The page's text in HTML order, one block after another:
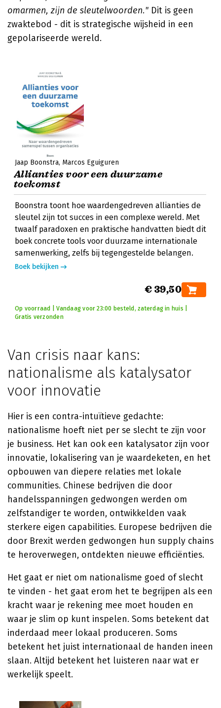
omarmen, zijn de sleutelwoorden." Dit is geen
zwaktebod - dit is strategische wijsheid in een
gepolariseerde wereld.
Jaap Boonstra Marcos Eguiguren
Allianties voor een duurzame
toekomst
Boonstra toont hoe waardengedreven allianties de
sleutel zijn tot succes in een complexe wereld. Met
twaalf paradoxen en praktische handvatten biedt dit
boek concrete tools voor duurzame internationale
samenwerking, zelfs bij tegengestelde belangen.
Boek bekijken
€ 39,50
Op voorraad | Vandaag voor 23:00 besteld, zaterdag in huis |
Gratis verzonden
Van crisis naar kans:
nationalisme als katalysator
voor innovatie
Hier is een contra-intuïtieve gedachte:
nationalisme hoeft niet per se slecht te zijn voor
je business. Het kan ook een katalysator zijn voor
innovatie, lokalisering van je waardeketen, en het
opbouwen van diepere relaties met lokale
communities. Chinese bedrijven die door
handelsspanningen gedwongen werden om
zelfstandiger te worden, ontwikkelden vaak
sterkere eigen capabilities. Europese bedrijven die
door Brexit werden gedwongen hun supply chains
te heroverwegen, ontdekten nieuwe efficiënties.
Het gaat er niet om nationalisme goed of slecht
te vinden - het gaat erom het te begrijpen als een
kracht waar je rekening mee moet houden en
waar je slim op kunt inspelen. Soms betekent dat
inderdaad meer lokaal produceren. Soms
betekent het juist internationaal de handen ineen
slaan. Altijd betekent het luisteren naar wat er
werkelijk speelt.